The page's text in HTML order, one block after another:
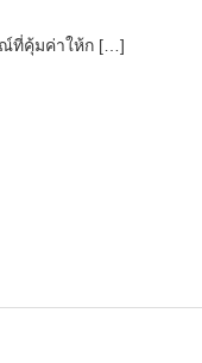
ณ์ที่คุ้มค่าให้ก […]